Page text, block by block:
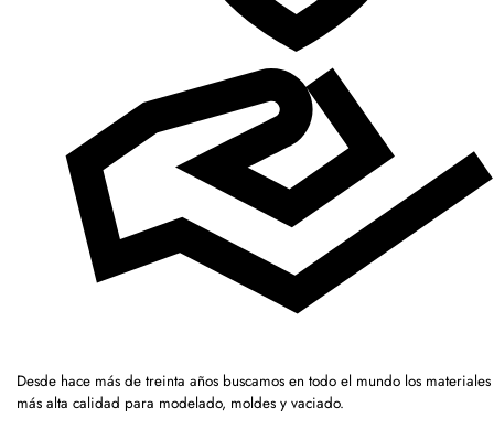
Desde hace más de treinta años buscamos en todo el mundo los
más alta calidad para modelado, moldes y vaciado.